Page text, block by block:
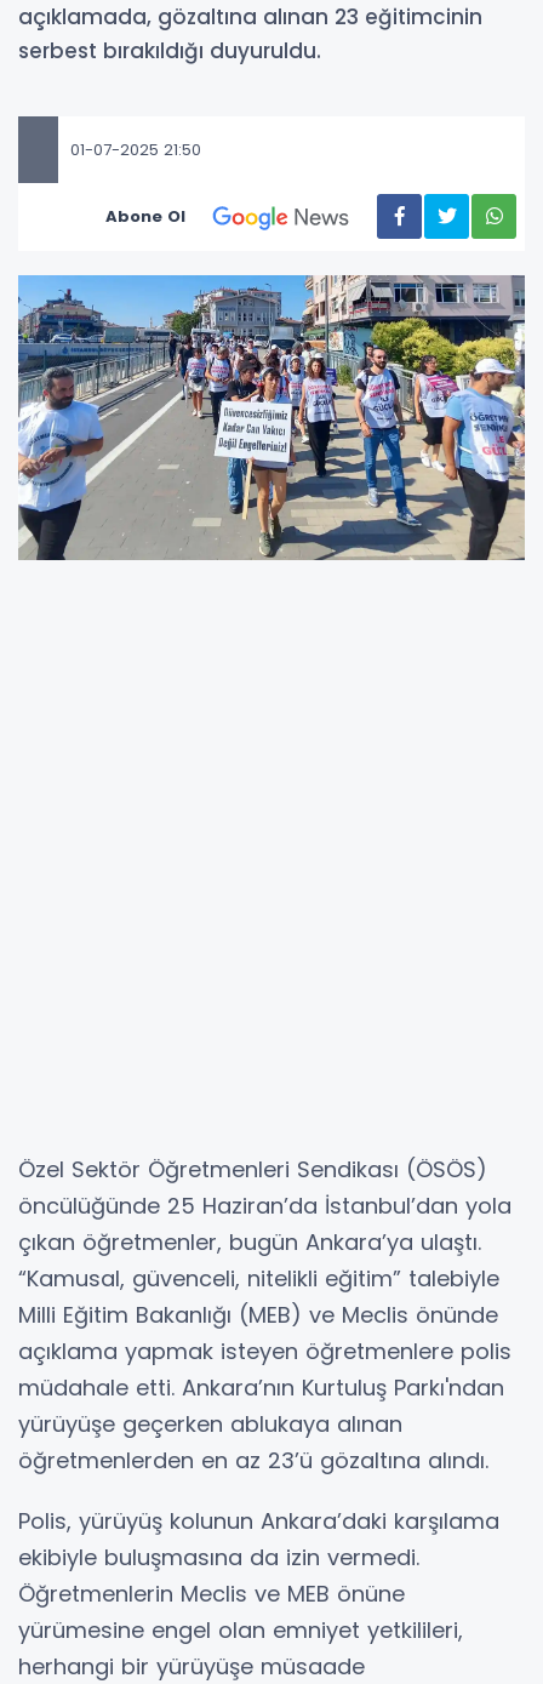
açıklamada, gözaltına alınan 23 eğitimcinin
serbest bırakıldığı duyuruldu.
01-07-2025 21:50
Abone Ol
Özel Sektör Öğretmenleri Sendikası (ÖSÖS)
öncülüğünde 25 Haziran’da İstanbul’dan yola
çıkan öğretmenler, bugün Ankara’ya ulaştı.
“Kamusal, güvenceli, nitelikli eğitim” talebiyle
Milli Eğitim Bakanlığı (MEB) ve Meclis önünde
açıklama yapmak isteyen öğretmenlere polis
müdahale etti. Ankara’nın Kurtuluş Parkı'ndan
yürüyüşe geçerken ablukaya alınan
öğretmenlerden en az 23’ü gözaltına alındı.
Polis, yürüyüş kolunun Ankara’daki karşılama
ekibiyle buluşmasına da izin vermedi.
Öğretmenlerin Meclis ve MEB önüne
yürümesine engel olan emniyet yetkilileri,
herhangi bir yürüyüşe müsaade